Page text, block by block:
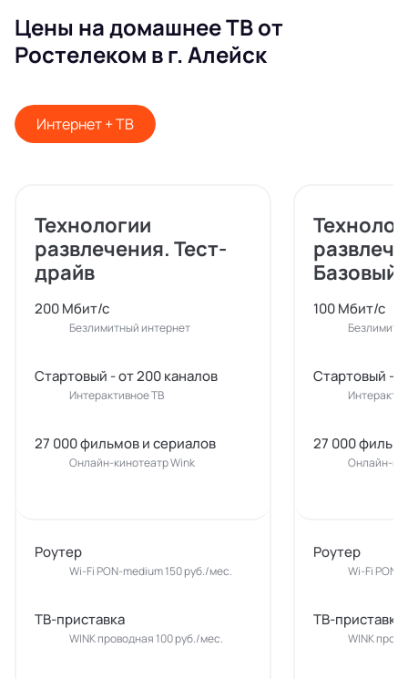
Цены на домашнее ТВ от
Ростелеком в г. Алейск
Интернет + ТВ
Технологии
развлечения. Тест-
драйв
200 Мбит/с
Безлимитный интернет
Стартовый - от 200 каналов
Интерактивное ТВ
27 000 фильмов и сериалов
Онлайн-кинотеатр Wink
Роутер
Wi-Fi PON-medium 150 руб./мес.
ТВ-приставка
WINK проводная 100 руб./мес.
Базовый
100 Мбит/с
Стартовый -
27 000
Онлайн-
Роутер
Wi-Fi PON-
ТВ-приставка
WINK